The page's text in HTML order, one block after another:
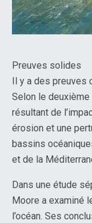
Preuves solides
Il y a des
Selon le
résultant de
érosion et une
bassins
et de la
Dans une étude
Moore a examiné
l’océan. Ses